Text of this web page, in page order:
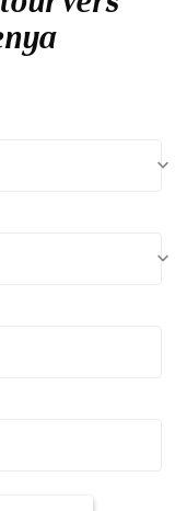
keyboard_arrow_down
keyboard_arrow_down